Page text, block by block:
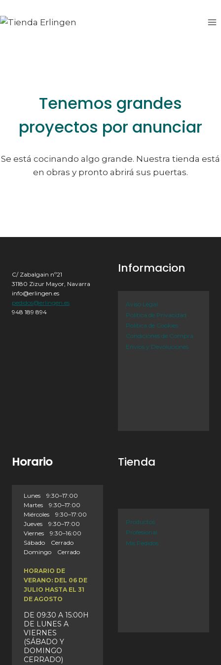
al
al
Tenemos grandes
proyectos por anunciar
Se está cocinando algo grande. Nuestra tienda está
en obras y pronto abrirá sus puertas.
C/ Zabalgain nº21
31180 Zizur Mayor, Navarra
info@erlingen.es
pedidos@erlingen.es
948 189 894
Informacion
Aviso Legal
Política de Privacidad
Política de Cookies
Condiciones de Compra
Envíos y Devoluciones
Horario
Lunes 9:30–17:00
Martes 9:30–17:00
Miércoles 9:30–17:00
Jueves 9:30–17:00
Viernes 9:30–16:00
Sábado Cerrado
Domingo Cerrado
HORARIO DE
VERANO: DEL 06 DE
JULIO HASTA EL 31
DE AGOSTO
DE 09:30 A 15:00H
DE LUNES A
VIERNES
(SÁBADO Y
DOMINGO
CERRADO)
Tienda
Productos
Profesional
Mis Pedidos